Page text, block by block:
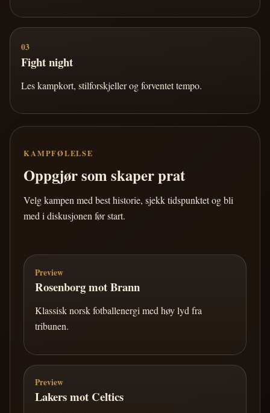
03
Fight night
Les kampkort, stilforskjeller og forventet tempo.
KAMPFØLELSE
Oppgjør som skaper prat
Velg kampen med best historie, sjekk tidspunktet og bli
med i diskusjonen før start.
Preview
Rosenborg mot Brann
Klassisk norsk fotballenergi med høy lyd fra
tribunen.
Preview
Lakers mot Celtics